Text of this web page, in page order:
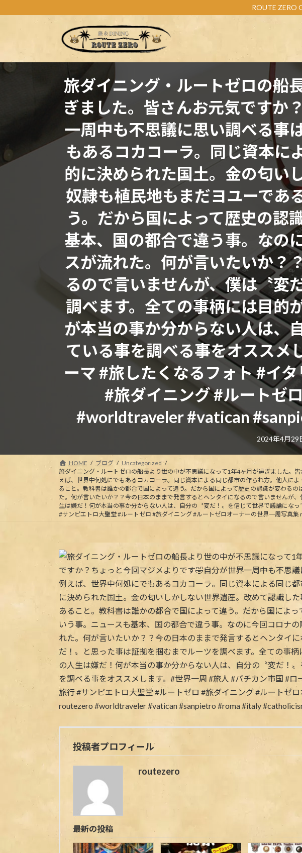
ン
ビ
ROUTE ZERO
旅ダイニング・ルートゼロの船
ぎました。皆さんお元気ですか
一周中も不思議に思い調べる事
もあるコカコーラ。同じ資本に
的に決められた国土。金の匂い
奴隷も植民地もまだヨユーであ
う。だから国によって歴史の認
基本、国の都合で違う事。なの
スが流れた。何が言いたいか？
るので言いませんが、僕は〝変
調べます。全ての事柄には目的
が本当の事か分からない人は、
ている事を調べる事をオススメ
ーマ #旅したくなるフォト #イ
#旅ダイニング #ルートゼ
#worldtraveler #vatican
2024年4月29
HOME ブログ
Uncategorized
旅ダイニング・ルートゼロの船長より世の中が不思議になって1年4ヶ月が過ぎました。
えば、世界中何処にでもあるコカコーラ。同じ資本による同じ都市の作られ方。他人に
ること。教科書は誰かの都合で国によって違う。だから国によって歴史の認識が変わる
た。何が言いたいか？？今の日本のままで発言するとヘンタイになるので言いませんが
生は嫌だ！何が本当の事か分からない人は、自分の〝変だ！〟を信じて世界で議論にな
#サンピエトロ大聖堂 #ルートゼロ #旅ダイニング #ルートゼロオーナーの世界一周写
投稿者プロフィール
routezero
最新の投稿